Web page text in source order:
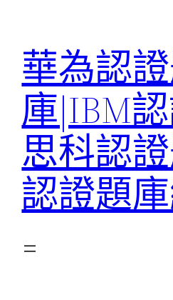
華為認
庫|IBM
思科認
認證題